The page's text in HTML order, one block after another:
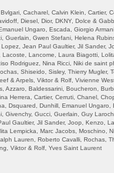
Cacharel, Calvin Klein, Cartier,
Diesel, Dior, DKNY, Dolce &
Ungaro, Escada, Giorgio
Guerlain, Gwen Stefani, Helena
Jean Paul Gaultier, Jil Sander,
Lancome, Laura Biagotti,
Rodriguez, Nina Ricci, Niki de saint
Shiseido, Sisley, Thierry Mugler,
& Arpels, Viktor & Rolf, Vivienne
Azzaro, Baldessarini, Boucheron,
Herrera, Cartier, Cerruti, Chanel,
Dsquared, Dunhill, Emanuel Ungaro,
Givenchy, Gucci, Guerlain, Guy
Gaultier, Jil Sander, Joop, Kenzo,
Lempicka, Marc Jacobs, Moschino,
Lauren, Roberto Cavalli, Rochas,
Viktor & Rolf, Yves Saint Laurent